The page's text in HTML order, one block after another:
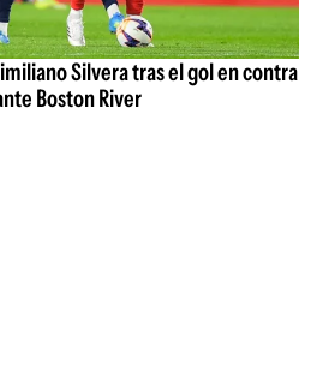
Silvera tras el gol en contra
Boston River